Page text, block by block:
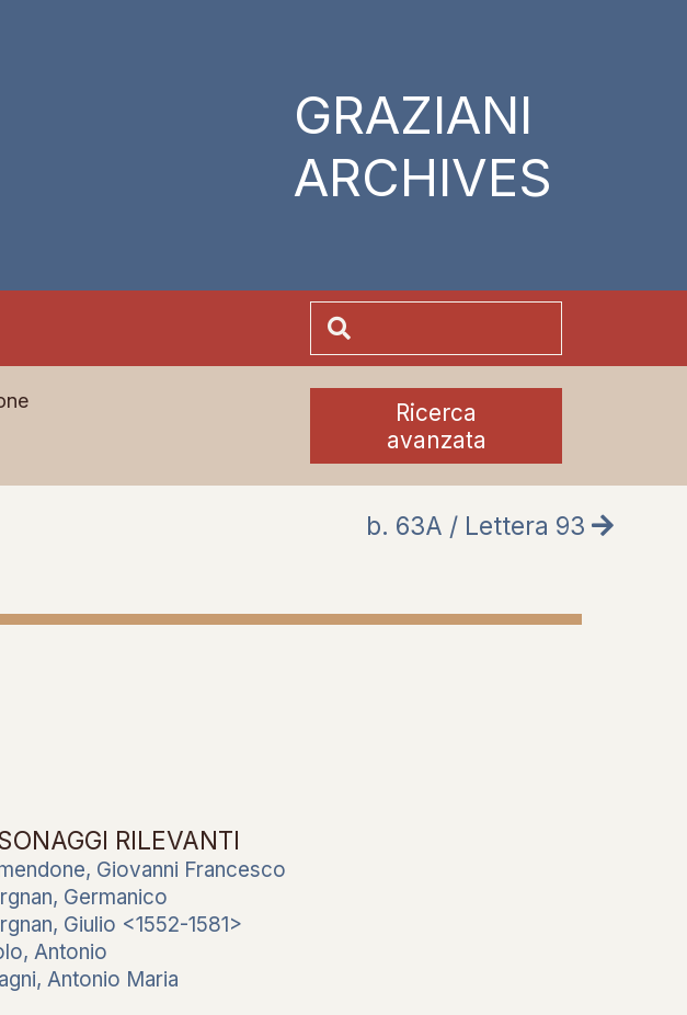
GRAZIANI
ARCHIVES
Ricerca
avanzata
b. 63A / Lettera 93
RILEVANTI
Giovanni Francesco
Germanico
Giulio <1552-1581>
Antonio
Antonio Maria